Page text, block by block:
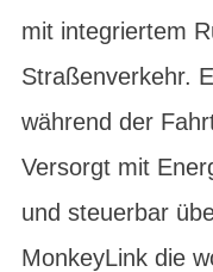
mit integriertem
Straßenverkehr.
während der
Versorgt mit
und steuerbar
MonkeyLink die